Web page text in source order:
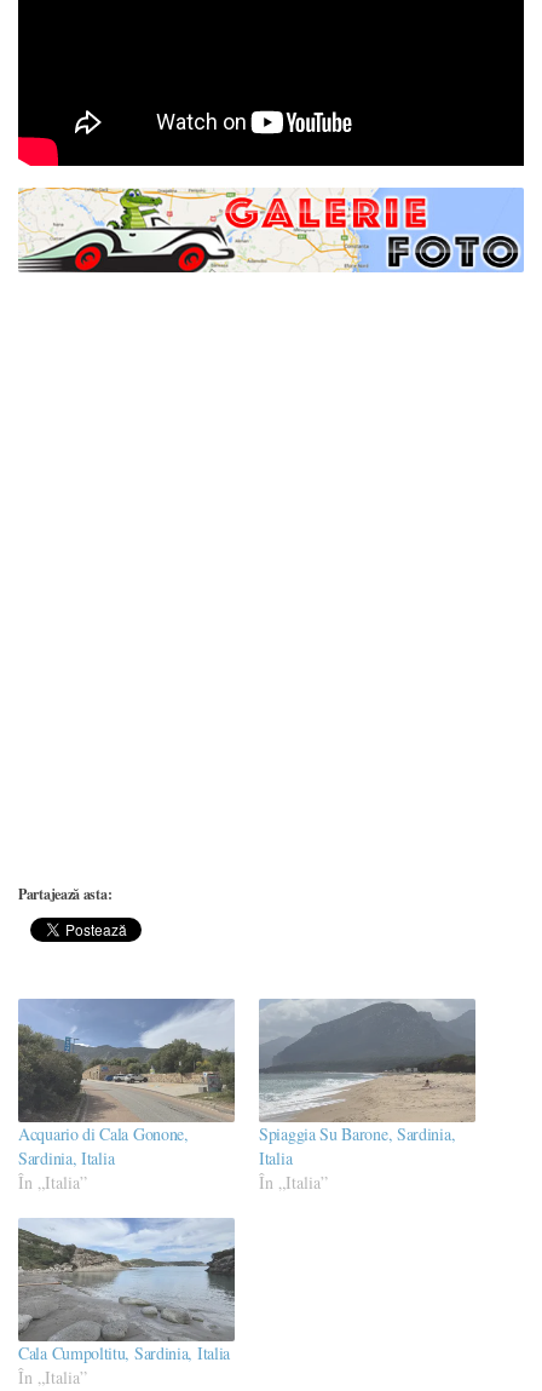
Partajează asta:
Acquario di Cala Gonone,
Sardinia, Italia
În „Italia”
Spiaggia Su Barone, Sardinia,
Italia
În „Italia”
Cala Cumpoltitu, Sardinia, Italia
În „Italia”